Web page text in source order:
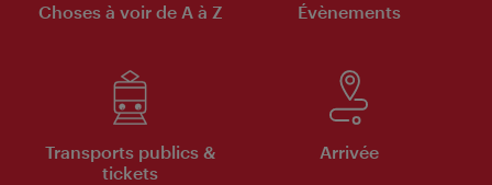
Choses à voir de A à Z Évènements
Transports publics &
tickets
Arrivée